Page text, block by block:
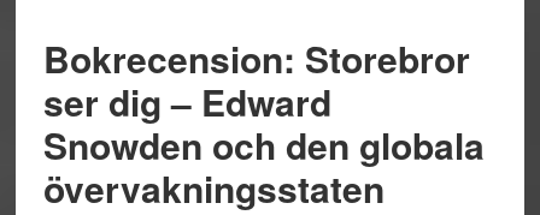
Bokrecension: Storebror
ser dig – Edward
Snowden och den globala
övervakningsstaten